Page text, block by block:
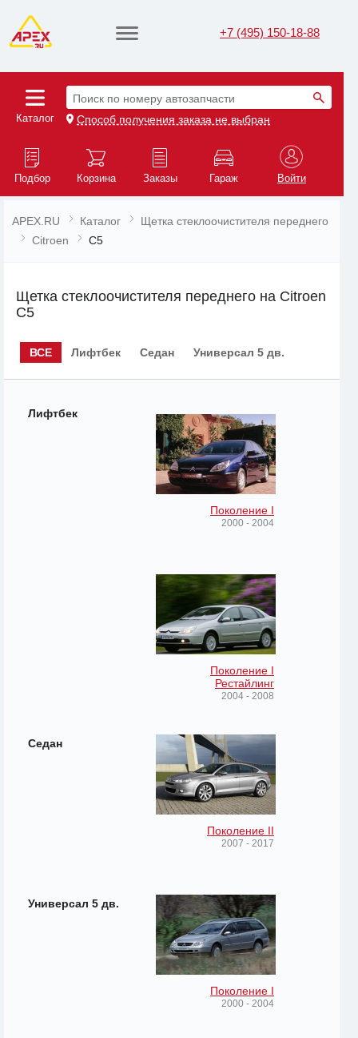
+7 (495) 150-18-88
Каталог
Поиск по номеру автозапчасти
Способ получения заказа не выбран
Подбор Корзина Заказы Гараж Войти
APEX.RU Каталог
Щетка стеклоочистителя переднего
Citroen
C5
Щетка стеклоочистителя переднего на Citroen
C5
ВСЕ Лифтбек Седан Универсал 5 дв.
Лифтбек
Поколение I
2000 - 2004
Поколение I
Рестайлинг
2004 - 2008
Седан
Поколение II
2007 - 2017
Универсал 5 дв.
Поколение I
2000 - 2004